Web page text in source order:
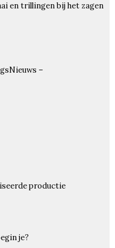
en trillingen bij het zagen
–
productie
je?